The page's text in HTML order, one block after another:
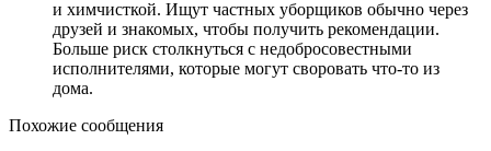
и химчисткой. Ищут частных уборщиков обычно через
друзей и знакомых, чтобы получить рекомендации.
Больше риск столкнуться с недобросовестными
исполнителями, которые могут своровать что-то из
дома.
Похожие сообщения